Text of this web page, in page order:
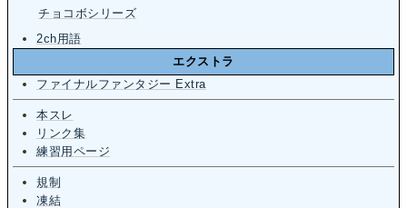
チョコボシリーズ
2ch用語
エクストラ
ファイナルファンタジー Extra
本スレ
リンク集
練習用ページ
規制
凍結